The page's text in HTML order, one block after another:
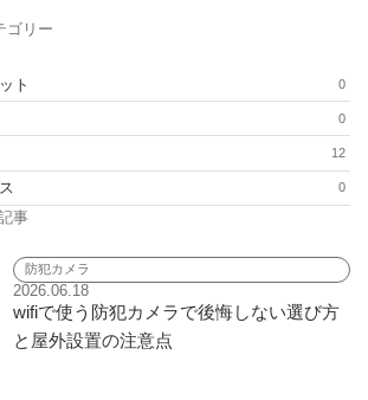
ゴリー
ト 0
0
12
0
事
防犯カメラ
2026.06.18
wifiで使う防犯カメラで後悔しない選び方
と屋外設置の注意点